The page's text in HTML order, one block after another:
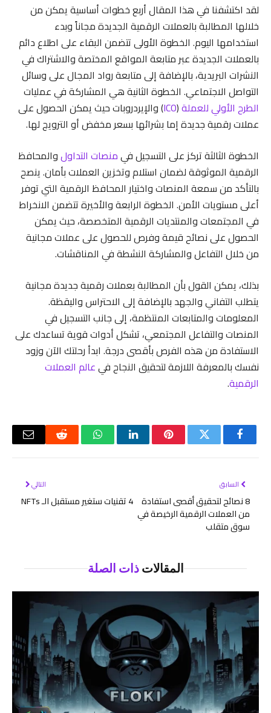
لقد اكتشفنا في هذا المقال أربع خطوات أساسية يمكن من
خلالها المطالبة بالعملات الرقمية الجديدة مجاناً وبدء
استخدامها اليوم. الخطوة الأولى تتضمن البقاء على اطلاع دائم
بالعملات الجديدة عبر متابعة المواقع المختصة والاشتراك في
النشرات البريدية، بالإضافة إلى متابعة رواد المجال على وسائل
التواصل الاجتماعي. الخطوة الثانية هي المشاركة في عمليات
الطرح الأولي للعملة(
ICO) والإيردروبات حيث يمكن الحصول على
عملات رقمية جديدة إما بشرائها بسعر مخفض أو الترويج لها.
الخطوة الثالثة تركز على التسجيل فيمنصات التداولوالمحافظ
الرقمية الموثوقة لضمان استلام وتخزين العملات بأمان. ينصح
بالتأكد من سمعة المنصات واختيار المحافظ الرقمية التي توفر
أعلى مستويات الأمن. الخطوة الرابعة والأخيرة تتضمن الانخراط
في المجتمعات والمنتديات الرقمية المتخصصة، حيث يمكن
الحصول على نصائح قيمة وفرص للحصول على عملات مجانية
من خلال التفاعل والمشاركة النشطة في المناقشات.
بذلك، يمكن القول بأن المطالبة بعملات رقمية جديدة مجانية
يتطلب التفاني والجهد بالإضافة إلى الاحتراس واليقظة.
المعلومات والمتابعات المنتظمة، إلى جانب التسجيل في
المنصات والتفاعل المجتمعي، تشكل أدوات قوية تساعدك على
الاستفادة من هذه الفرص بأقصى درجة. ابدأ رحلتك الآن وزود
نفسك بالمعرفة اللازمة لتحقيق النجاح فيعالم العملات
الرقمية.
فيسبوكتويتر بينتيريستلينكدإن واتسابرديت
البريد
السابق
8 نصائح لتحقيق أقصى استفادة
من العملات الرقمية الرخيصة في
سوق متقلب
التالي
4 تقنيات ستغير مستقبل الـ NFTs
المقالاتذات الصلة